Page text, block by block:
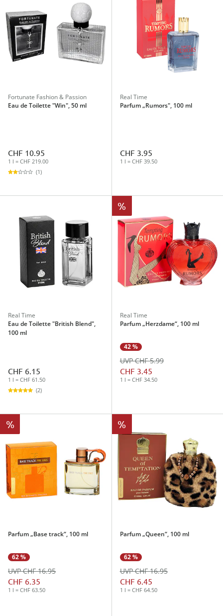
Fortunate Fashion & Passion
Eau de Toilette "Win", 50 ml
CHF 10.95
1 l = CHF 219.00
(1)
Real Time
Parfum „Rumors", 100 ml
CHF 3.95
1 l = CHF 39.50
Real Time
Eau de Toilette "British Blend",
100 ml
CHF 6.15
1 l = CHF 61.50
(2)
%
Real Time
Parfum „Herzdame“, 100 ml
42 %
CHF 3.45
UVP CHF 5.99
1 l = CHF 34.50
%
Parfum „Base track“, 100 ml
62 %
CHF 6.35
UVP CHF 16.95
1 l = CHF 63.50
%
Parfum „Queen“, 100 ml
62 %
CHF 6.45
UVP CHF 16.95
1 l = CHF 64.50